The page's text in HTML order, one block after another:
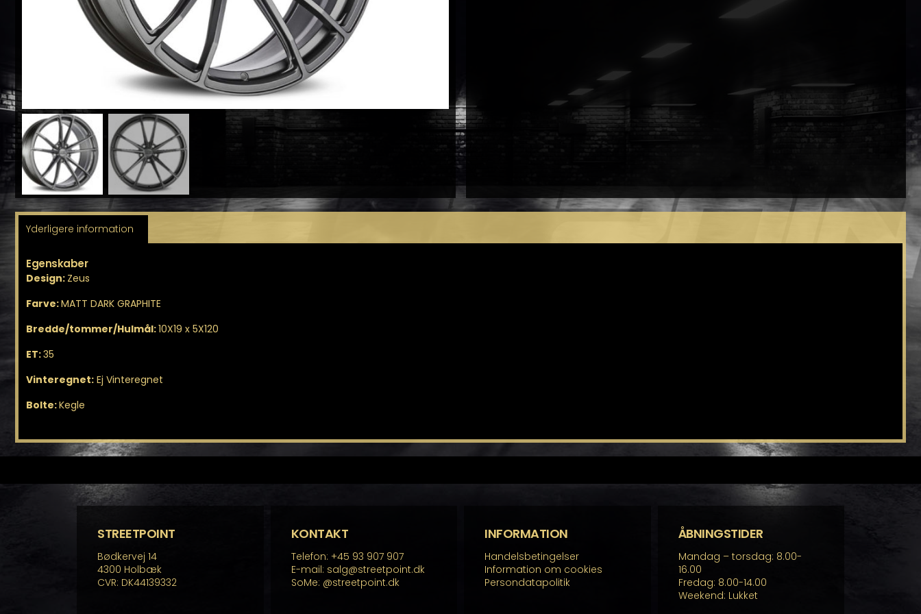
Yderligere information
Egenskaber
Design: Zeus
Farve:MATT DARK GRAPHITE
Bredde/tommer/Hulmål:10X19 x 5X120
ET:35
Vinteregnet: Ej Vinteregnet
Bolte:Kegle
STREETPOINT
Bødkervej 14
4300 Holbæk
CVR: DK44139332
KONTAKT
Telefon: +45 93 907 907
E-mail: salg@streetpoint.dk
SoMe: @streetpoint.dk
INFORMATION
Handelsbetingelser
Information om cookies
Persondatapolitik
ÅBNINGSTIDER
Mandag – torsdag: 8.00-
16.00
Fredag: 8.00-14.00
Weekend: Lukket